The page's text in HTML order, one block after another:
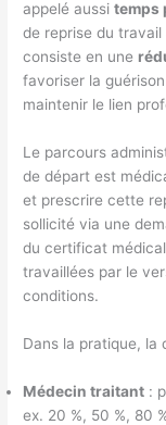
appelé aussitemps
de reprise du
consiste en une
favoriser la
maintenir le lien
Le parcours
de départ est
et prescrire cette
sollicité via une
du certificat
travaillées par le
conditions.
Dans la pratique, la
Médecin traitant :
ex. 20 %, 50 %, 80